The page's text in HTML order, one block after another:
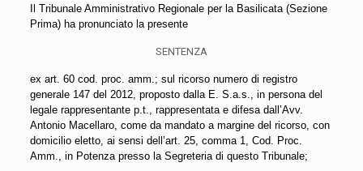
Il Tribunale Amministrativo Regionale per la Basilicata (Sezione
Prima) ha pronunciato la presente
SENTENZA
ex art. 60 cod. proc. amm.; sul ricorso numero di registro
generale 147 del 2012, proposto dalla E. S.a.s., in persona del
legale rappresentante p.t., rappresentata e difesa dall’Avv.
Antonio Macellaro, come da mandato a margine del ricorso, con
domicilio eletto, ai sensi dell’art. 25, comma 1, Cod. Proc.
Amm., in Potenza presso la Segreteria di questo Tribunale;